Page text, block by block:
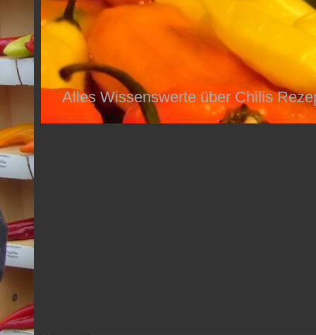
Alles Wissenswerte über Chilis